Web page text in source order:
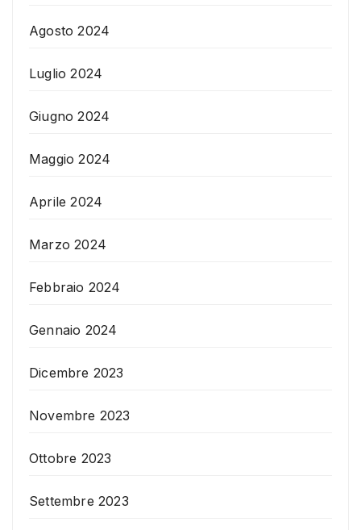
Agosto 2024
Luglio 2024
Giugno 2024
Maggio 2024
Aprile 2024
Marzo 2024
Febbraio 2024
Gennaio 2024
Dicembre 2023
Novembre 2023
Ottobre 2023
Settembre 2023